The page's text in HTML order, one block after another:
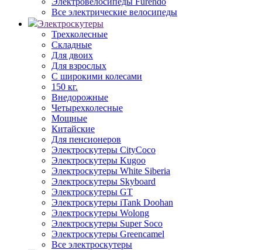
Все электрические велосипеды
Электроскутеры
Трехколесные
Складные
Для двоих
Для взрослых
С широкими колесами
150 кг.
Внедорожные
Четырехколесные
Мощные
Китайские
Для пенсионеров
Электроскутеры CityCoco
Электроскутеры Kugoo
Электроскутеры White Siberia
Электроскутеры Skyboard
Электроскутеры GT
Электроскутеры iTank Doohan
Электроскутеры Wolong
Электроскутеры Super Soco
Электроскутеры Greencamel
Все электроскутеры